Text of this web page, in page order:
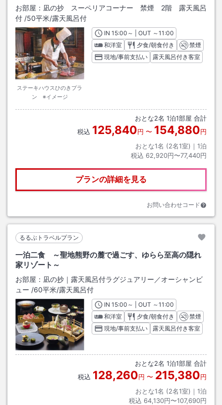
お部屋： 凪の抄 スーペリアコーナー 禁煙 2階 露天風呂
付 /50平米/露天風呂付
ステーキハウスひのきプラ
ン ※イメージ
INチェックイン
15:00 ～ | OUT チェックアウト
～11:00
和洋室
夕食/朝食付き
禁煙
現地/事前支払い
露天風呂付き客室
おとな2名 1泊1部屋 合計
税込 125,840円 〜 154,880円
おとな1名 (2名1室)｜ 1泊
税込 62,920円〜77,440円
プランの詳細を見る
お問い合わせコード
るるぶトラベルプラン
一泊二食 ～聖地熊野の麓で過ごす、ゆらら至高の隠れ
家リゾート～
お部屋： 凪の抄｜露天風呂付ラグジュアリー／オーシャンビ
ュー /60平米/露天風呂付
INチェックイン
15:00 ～ | OUT チェックアウト
～11:00
和洋室
夕食/朝食付き
禁煙
現地/事前支払い
露天風呂付き客室
おとな2名 1泊1部屋 合計
税込 128,260円 〜 215,380円
おとな1名 (2名1室)｜ 1泊
税込 64,130円〜107,690円